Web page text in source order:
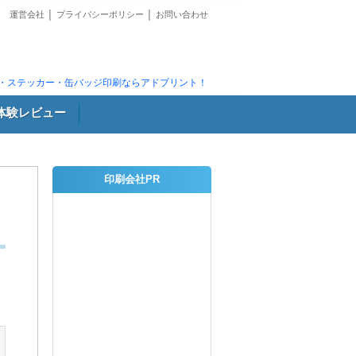
運営会社 プライバシーポリシー お問い合わせ
ステッカー・缶バッジ印刷ならアドプリント！
験レビュー
印刷会社PR